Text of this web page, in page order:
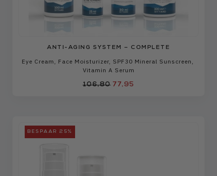
ANTI-AGING SYSTEM – COMPLETE
106,80 77,95
Eye Cream Face Moisturizer, SPF30 Mineral Sunscreen
Vitamin A Serum
BESPAAR 25%